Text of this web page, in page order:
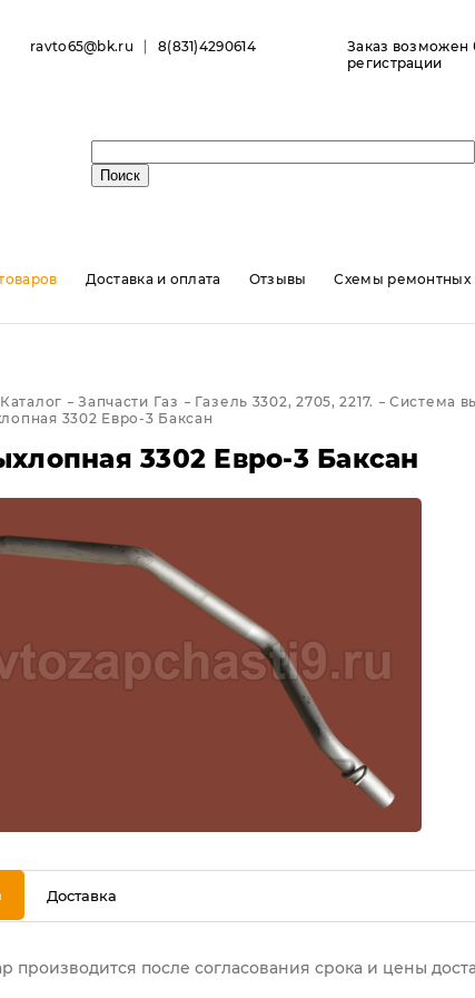
ravto65@bk.ru 8(831)4290614
Заказ возможен
регистрации
Доставка и оплата Отзывы Схемы ремонтных
Каталог Запчасти Газ Газель 3302, 2705, 2217.
Система
3302 Евро-3 Баксан
3302 Евро-3 Баксан
Доставка
производится после согласования срока и цены